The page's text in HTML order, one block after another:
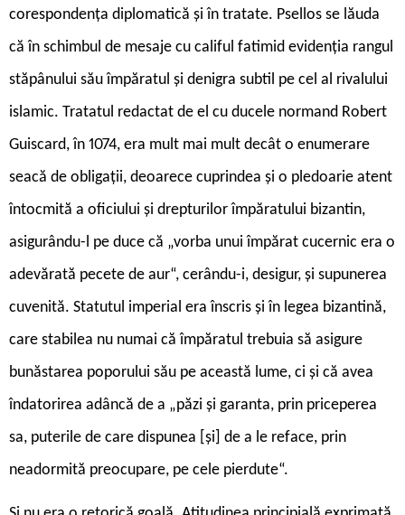
corespondența diplomatică și în tratate. Psellos se lăuda
că în schimbul de mesaje cu califul fatimid evidenția rangul
stăpânului său împăratul și denigra subtil pe cel al rivalului
islamic. Tratatul redactat de el cu ducele normand Robert
Guiscard, în 1074, era mult mai mult decât o enumerare
seacă de obligații, deoarece cuprindea și o pledoarie atent
întocmită a oficiului și drepturilor împăratului bizantin,
asigurându-l pe duce că „vorba unui împărat cucernic era o
adevărată pecete de aur“, cerându-i, desigur, și supunerea
cuvenită. Statutul imperial era înscris și în legea bizantină,
care stabilea nu numai că împăratul trebuia să asigure
bunăstarea poporului său pe această lume, ci și că avea
îndatorirea adâncă de a „păzi și garanta, prin priceperea
sa, puterile de care dispunea [și] de a le reface, prin
neadormită preocupare, pe cele pierdute“.